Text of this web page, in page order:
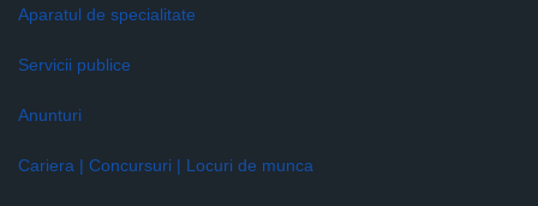
Aparatul de specialitate
Servicii publice
Anunturi
Cariera | Concursuri | Locuri de munca